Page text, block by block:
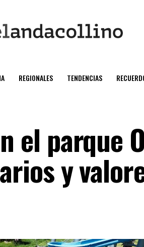
REGIONALES TENDENCIAS
el parque
y